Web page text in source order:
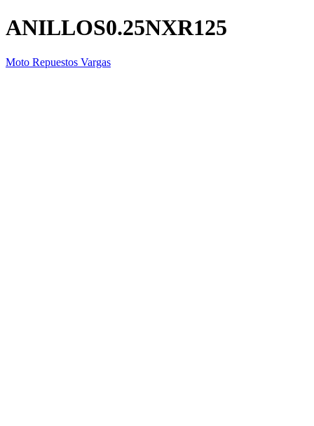
ANILLOS0.25NXR125
Moto Repuestos Vargas